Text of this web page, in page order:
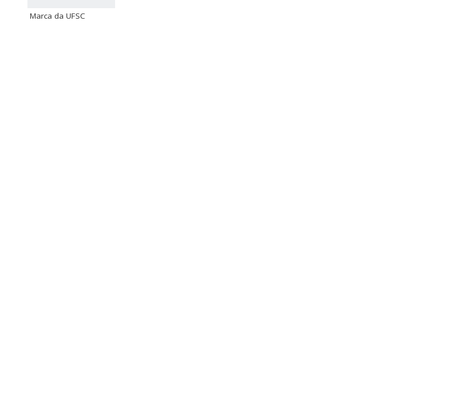
Marca da UFSC